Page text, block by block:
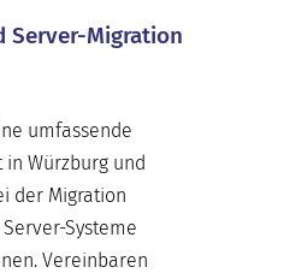
Server-Migration
umfassende
in Würzburg und
der Migration
Systeme
Vereinbaren